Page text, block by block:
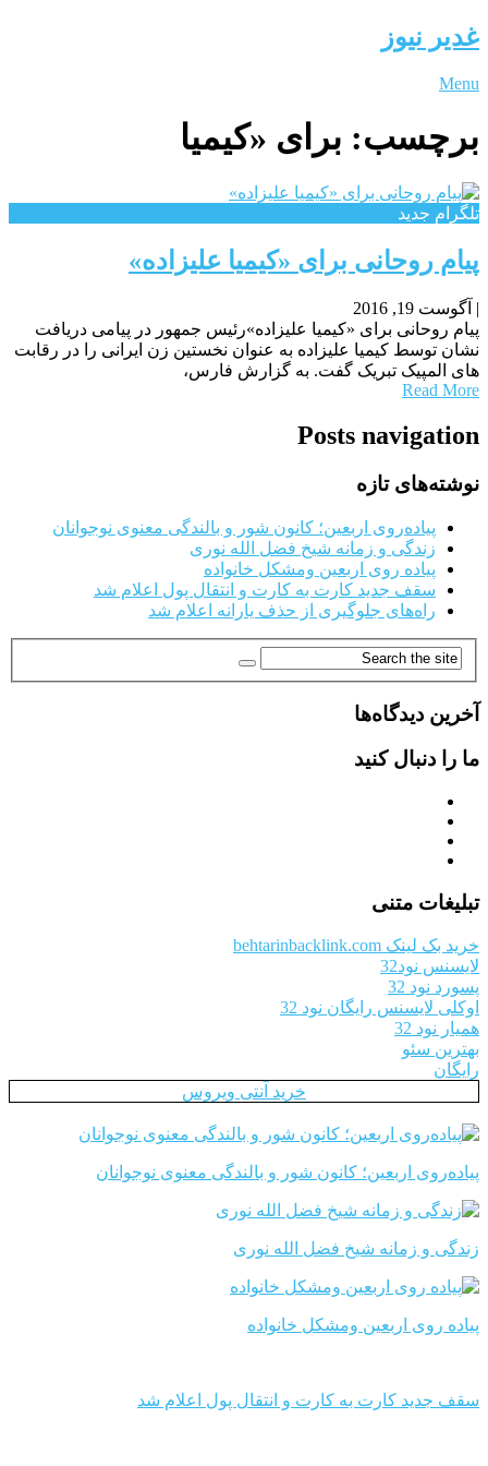
غدیر نیوز
Menu
برچسب: برای «کیمیا
تلگرام جدید
پیام روحانی برای «کیمیا علیزاده»
| آگوست 19, 2016
پیام روحانی برای «کیمیا علیزاده»رئیس جمهور در پیامی دریافت
نشان توسط کیمیا علیزاده به عنوان نخستین زن ایرانی را در رقابت
های المپیک تبریک گفت. به گزارش فارس،
Read More
Posts navigation
نوشته‌های تازه
پیاده‌روی اربعین؛ کانون شور و بالندگی معنوی نوجوانان
زندگی و زمانه شیخ فضل الله نوری
پیاده روی اربعین ومشکل خانواده
سقف جدید کارت به کارت و انتقال پول اعلام شد
راه‌های جلوگیری از حذف یارانه اعلام شد
آخرین دیدگاه‌ها
ما را دنبال کنید
تبلیغات متنی
خرید بک لینک behtarinbacklink.com
لایسنس نود32
پسورد نود 32
اوکلی لایسنس رایگان نود 32
همیار نود 32
بهترین سئو
رایگان
خرید آنتی ویروس
پیاده‌روی اربعین؛ کانون شور و بالندگی معنوی نوجوانان
زندگی و زمانه شیخ فضل الله نوری
پیاده روی اربعین ومشکل خانواده
سقف جدید کارت به کارت و انتقال پول اعلام شد